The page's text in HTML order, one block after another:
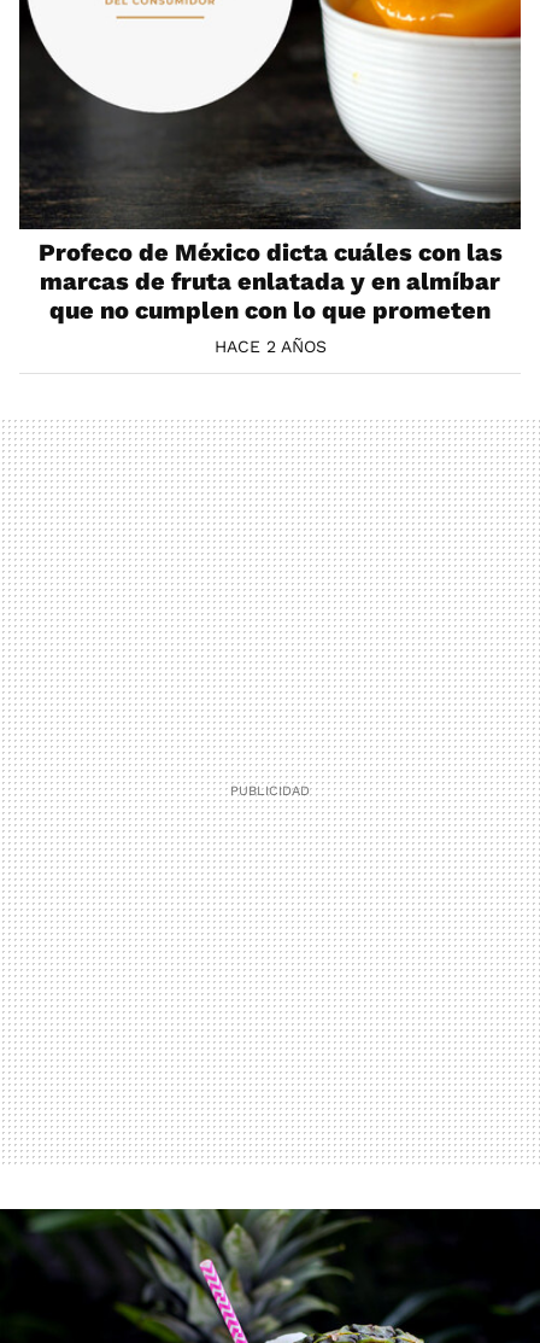
Profeco de México dicta cuáles con las
marcas de fruta enlatada y en almíbar
que no cumplen con lo que prometen
HACE 2 AÑOS